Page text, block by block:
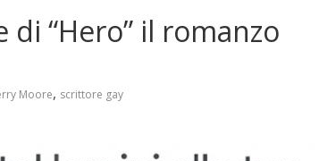
“Hero” il romanzo
Moore, scrittore gay